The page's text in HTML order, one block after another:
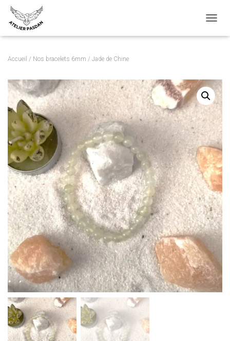
Accueil / Nos bracelets 6mm / Jade de Chine